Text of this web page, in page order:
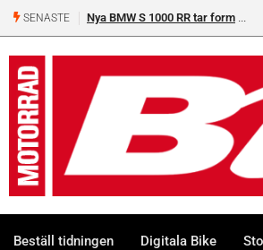
SENASTE
BMW S 1000 RR tar form HJC stärker
Beställ tidningen Digitala Bike